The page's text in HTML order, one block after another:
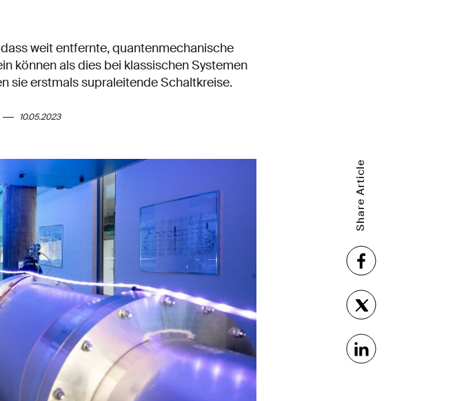
weit entfernte, quantenmechanische
können als dies bei klassischen Systemen
sie erstmals supraleitende Schaltkreise.
10.05.2023
Share Article